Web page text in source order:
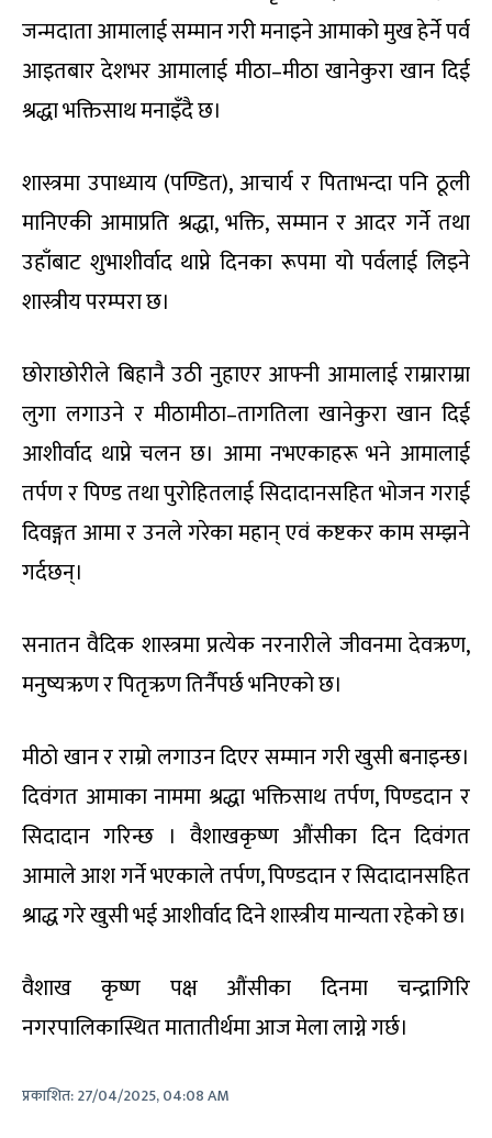
जन्मदाता आमालाई सम्मान गरी मनाइने आमाको मुख हेर्ने पर्व
आइतबार देशभर आमालाई मीठा–मीठा खानेकुरा खान दिई
श्रद्धा भक्तिसाथ मनाइँदै छ।
शास्त्रमा उपाध्याय (पण्डित), आचार्य र पिताभन्दा पनि ठूली
मानिएकी आमाप्रति श्रद्धा, भक्ति, सम्मान र आदर गर्ने तथा
उहाँबाट शुभाशीर्वाद थाप्ने दिनका रूपमा यो पर्वलाई लिइने
शास्त्रीय परम्परा छ।
छोराछोरीले बिहानै उठी नुहाएर आफ्नी आमालाई राम्राराम्रा
लुगा लगाउने र मीठामीठा–तागतिला खानेकुरा खान दिई
आशीर्वाद थाप्ने चलन छ। आमा नभएकाहरू भने आमालाई
तर्पण र पिण्ड तथा पुरोहितलाई सिदादानसहित भोजन गराई
दिवङ्गत आमा र उनले गरेका महान् एवं कष्टकर काम सम्झने
गर्दछन्।
सनातन वैदिक शास्त्रमा प्रत्येक नरनारीले जीवनमा देवऋण,
मनुष्यऋण र पितृऋण तिर्नैपर्छ भनिएको छ।
मीठो खान र राम्रो लगाउन दिएर सम्मान गरी खुसी बनाइन्छ।
दिवंगत आमाका नाममा श्रद्धा भक्तिसाथ तर्पण, पिण्डदान र
सिदादान गरिन्छ । वैशाखकृष्ण औंसीका दिन दिवंगत
आमाले आश गर्ने भएकाले तर्पण, पिण्डदान र सिदादानसहित
श्राद्ध गरे खुसी भई आशीर्वाद दिने शास्त्रीय मान्यता रहेको छ।
वैशाख कृष्ण पक्ष औंसीका दिनमा चन्द्रागिरि
नगरपालिकास्थित मातातीर्थमा आज मेला लाग्ने गर्छ।
प्रकाशित:27/04/2025, 04:08 AM